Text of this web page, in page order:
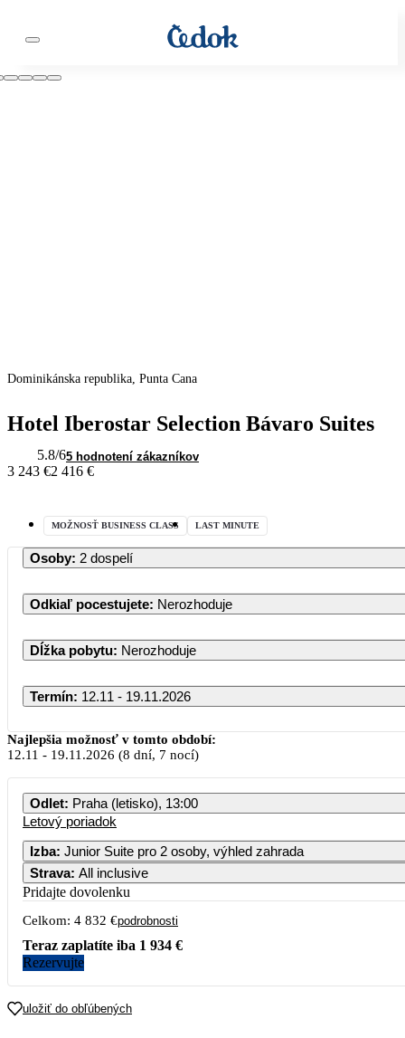
Dominikánska republika, Punta Cana
Hotel Iberostar Selection Bávaro Suites
5.8/65 hodnotení zákazníkov
3 243 €2 416 €
MOŽNOSŤ BUSINESS CLASS LAST MINUTE
Osoby: 2 dospelí
Odkiaľ pocestujete: Nerozhoduje
Dĺžka pobytu: Nerozhoduje
Termín: 12.11 - 19.11.2026
November 2026
PO UT ST ŠT PI SO
Najlepšia možnosť v tomto období:
12.11 - 19.11.2026 (8 dní, 7 nocí)
Odlet: Praha (letisko), 13:00
Letový poriadok
Izba: Junior Suite pro 2 osoby, výhled zahrada
Strava: All inclusive
Pridajte dovolenku
Celkom: 4 832 €podrobnosti
Teraz zaplatíte iba 1 934 €
Rezervujte
uložiť do obľúbených